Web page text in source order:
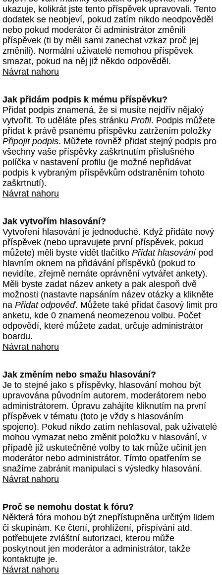
ukazuje, kolikrát jste tento příspěvek upravovali. Tento
dodatek se neobjeví, pokud zatím nikdo neodpověděl
nebo pokud moderátor či administrátor změnili
příspěvek (ti by měli sami zanechat vzkaz proč jej
změnili). Normální uživatelé nemohou příspěvek
smazat, pokud na něj již někdo odpověděl.
Návrat nahoru
Jak přidám podpis k mému příspěvku?
Přidat podpis znamená, že si musíte nejdřív nějaký
vytvořit. To uděláte přes stránku Profil. Podpis můžete
přidat k právě psanému příspěvku zatržením položky
Připojit podpis. Můžete rovněž přidat stejný podpis pro
všechny vaše příspěvky zaškrtnutím příslušného
políčka v nastavení profilu (je možné nepřidávat
podpis k vybraným příspěvkům odstraněním tohoto
zaškrtnutí).
Návrat nahoru
Jak vytvořím hlasování?
Vytvoření hlasování je jednoduché. Když přidáte nový
příspěvek (nebo upravujete první příspěvek, pokud
můžete) měli byste vidět tlačítko Přidat hlasovánípod
hlavním oknem na přidávání příspěvků (pokud to
nevidíte, zřejmě nemáte oprávnění vytvářet ankety).
Měli byste zadat název ankety a pak alespoň dvě
možnosti (nastavte napsáním název otázky a klikněte
na Přidat odpověď. Můžete také přidat časový limit pro
anketu, kde 0 znamená neomezenou volbu. Počet
odpovědí, které můžete zadat, určuje administrátor
boardu.
Návrat nahoru
Jak změním nebo smažu hlasování?
Je to stejné jako s příspěvky, hlasování mohou být
upravována původním autorem, moderátorem nebo
administrátorem. Úpravu zahájíte kliknutím na první
příspěvek v tématu (toto je vždy s hlasováním
spojeno). Pokud nikdo zatím nehlasoval, pak uživatelé
mohou vymazat nebo změnit položku v hlasování, v
případě již uskutečněné volby to tak může učinit jen
moderátor nebo administrátor. Tímto opatřením se
snažíme zabránit manipulaci s výsledky hlasování.
Návrat nahoru
Proč se nemohu dostat k fóru?
Některá fóra mohou být znepřístupněna určitým lidem
či skupinám. Ke čtení, prohlížení, přispívání atd.
potřebujete zvláštní autorizaci, kterou může
poskytnout jen moderátor a administrátor, takže
kontaktujte je.
Návrat nahoru